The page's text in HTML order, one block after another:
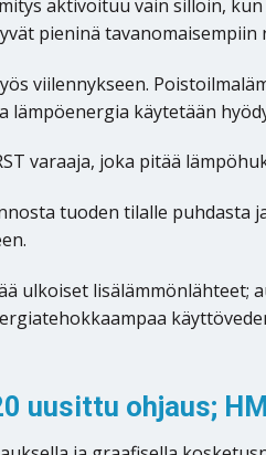
aktivoituu vain silloin,
pieninä
viilennykseen.
käytetään
varaaja, joka pitää
tuoden tilalle puhdasta
ulkoiset
uusittu ohjaus;